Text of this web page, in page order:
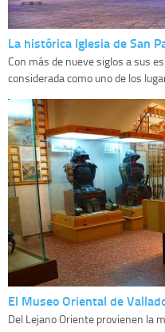
La histórica Iglesia de San
Con más de nueve siglos a sus
considerada como uno de los
El Museo Oriental de
Del Lejano Oriente provienen la